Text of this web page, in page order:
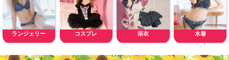
ランジェリー コスプレ 浴衣 水着